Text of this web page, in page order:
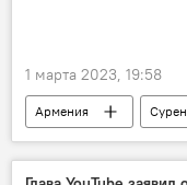
1 марта 2023, 19:58
Армения
Новости Армения